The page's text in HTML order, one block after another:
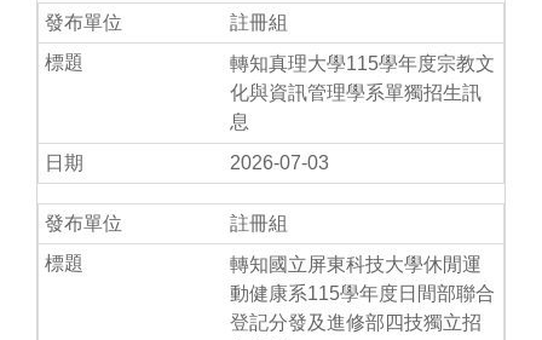
註冊組
轉知真理大學115學年度宗教文
化與資訊管理學系單獨招生訊
息
2026-07-03
註冊組
轉知國立屏東科技大學休閒運
動健康系115學年度日間部聯合
登記分發及進修部四技獨立招